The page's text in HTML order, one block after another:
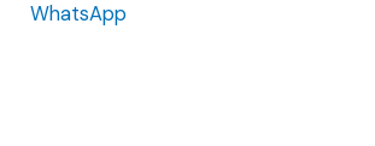
WhatsApp